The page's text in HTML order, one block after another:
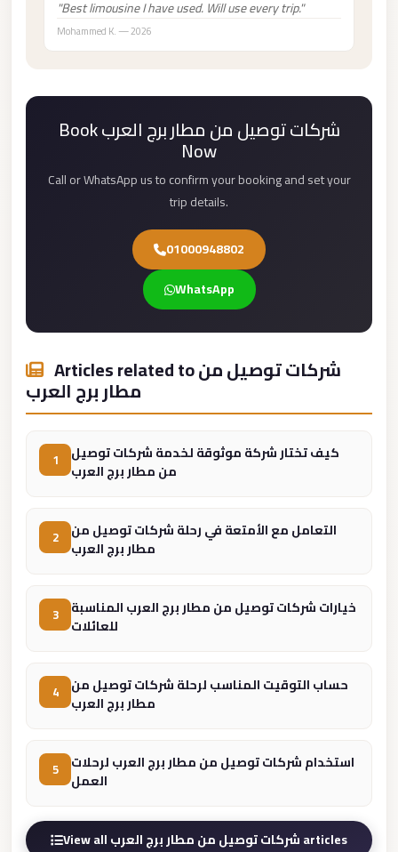
"Best limousine I have used. Will use every trip."
Mohammed K. — 2026
Book شركات توصيل من مطار برج العرب
Now
Call or WhatsApp us to confirm your booking and set your
trip details.
01000948802
WhatsApp
Articles related to شركات توصيل من
مطار برج العرب
1
كيف تختار شركة موثوقة لخدمة شركات توصيل
من مطار برج العرب
2
التعامل مع الأمتعة في رحلة شركات توصيل من
مطار برج العرب
3
خيارات شركات توصيل من مطار برج العرب المناسبة
للعائلات
4
حساب التوقيت المناسب لرحلة شركات توصيل من
مطار برج العرب
5
استخدام شركات توصيل من مطار برج العرب لرحلات
العمل
View all شركات توصيل من مطار برج العرب articles
Mercedes
Marsa
Service
Limousine
Madinaty
Service
Maadi
Service
Maadi
Limousine
Limousine
london